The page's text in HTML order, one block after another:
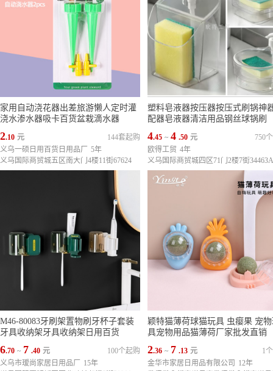
家用自动浇花器出差旅游懒人定时灌
浇水渗水器吸卡百货盆栽滴水器
2.10 元
144套起购
义乌一硕日用百货日用品厂
5年
义乌国际商贸城五区南大门4楼11街67624
塑料皂液器按压器按压式刷锅神
配器皂液器清洁用品钢丝球锅刷
4.45 ~ 4 .50 元
750
欧得工贸 4年
义乌国际商贸城四区71门2楼7街34463A
M46-80083牙刷架置物刷牙杯子套装
牙具收纳架牙具收纳架日用百货
6.70 ~ 7 .40 元
100个起购
义乌市瑷尚家居日用品厂
15年
颖特猫薄荷球猫玩具 虫瘿果 宠
具宠物用品猫薄荷厂家批发直销
2.36 ~ 7 .13 元
1
金华市家居日用品有限公司
12年